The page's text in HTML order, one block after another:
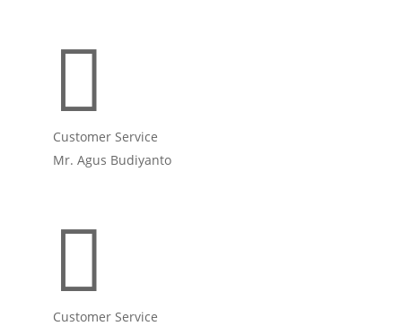

Customer Service
Mr. Agus Budiyanto

Customer Service